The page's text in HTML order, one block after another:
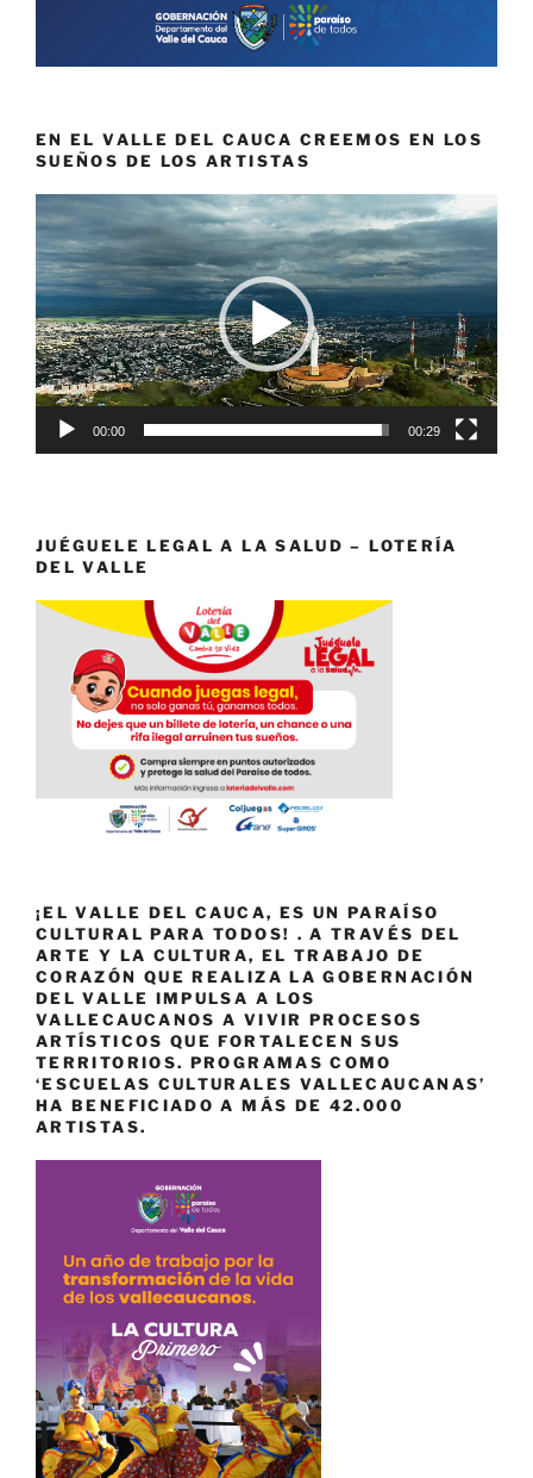
EN EL VALLE DEL CAUCA CREEMOS EN LOS
SUEÑOS DE LOS ARTISTAS
Reproductor
de
vídeo
00:00 00:29
JUÉGUELE LEGAL A LA SALUD – LOTERÍA
DEL VALLE
¡EL VALLE DEL CAUCA, ES UN PARAÍSO
CULTURAL PARA TODOS! . A TRAVÉS DEL
ARTE Y LA CULTURA, EL TRABAJO DE
CORAZÓN QUE REALIZA LA GOBERNACIÓN
DEL VALLE IMPULSA A LOS
VALLECAUCANOS A VIVIR PROCESOS
ARTÍSTICOS QUE FORTALECEN SUS
TERRITORIOS. PROGRAMAS COMO
‘ESCUELAS CULTURALES VALLECAUCANAS’
HA BENEFICIADO A MÁS DE 42.000
ARTISTAS.